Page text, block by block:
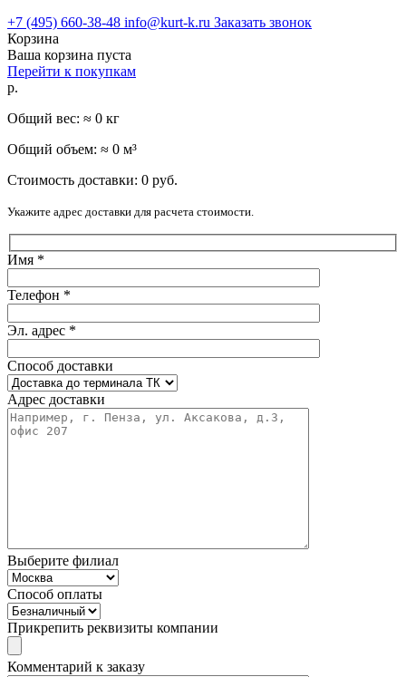
+7 (495) 660-38-48 info@kurt-k.ru Заказать звонок
Корзина
Ваша корзина пуста
Перейти к покупкам
р.
Общий вес: ≈ 0 кг
Общий объем: ≈ 0 м³
Стоимость доставки: 0 руб.
Укажите адрес доставки для расчета стоимости.
Имя *
Телефон *
Эл. адрес *
Способ доставки
Адрес доставки
Выберите филиал
Способ оплаты
Прикрепить реквизиты компании
Комментарий к заказу